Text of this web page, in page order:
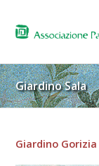
Giardino Sala
Giardino